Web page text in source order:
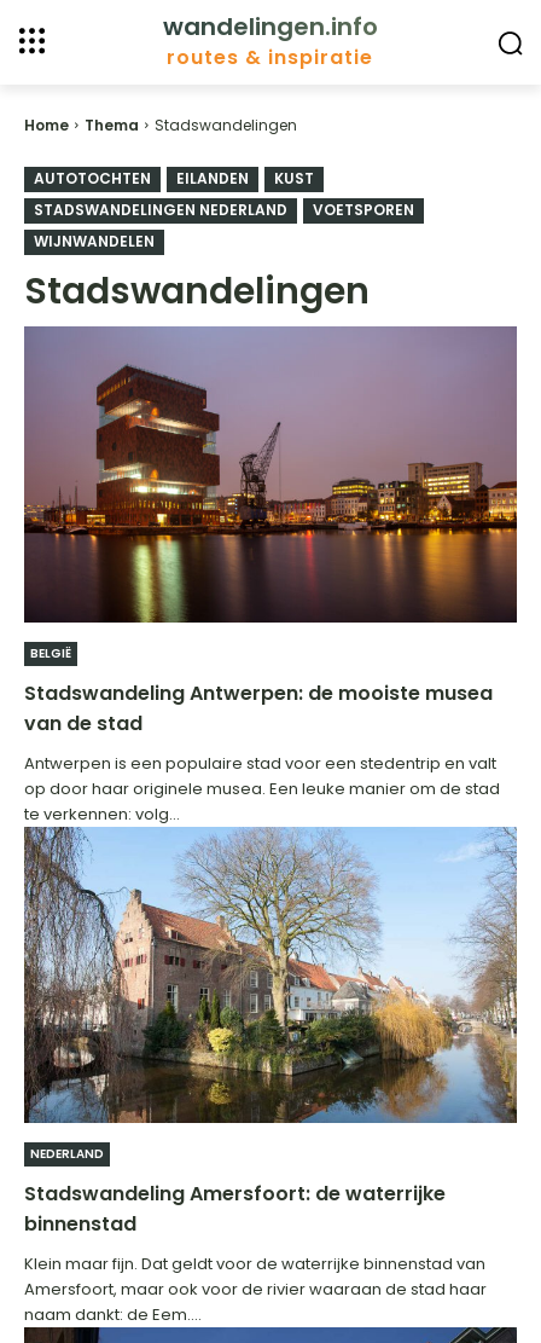
wandelingen.info
routes & inspiratie
Home Thema Stadswandelingen
AUTOTOCHTEN EILANDEN
KUST
STADSWANDELINGEN NEDERLAND
VOETSPOREN
WIJNWANDELEN
Stadswandelingen
BELGIË
Stadswandeling Antwerpen: de mooiste musea
van de stad
Antwerpen is een populaire stad voor een stedentrip en valt
op door haar originele musea. Een leuke manier om de stad
te verkennen: volg...
NEDERLAND
Stadswandeling Amersfoort: de waterrijke
binnenstad
Klein maar fijn. Dat geldt voor de waterrijke binnenstad van
Amersfoort, maar ook voor de rivier waaraan de stad haar
naam dankt: de Eem....